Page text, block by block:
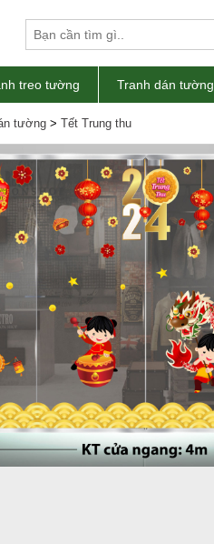
treo tường Tranh dán tường
tường > Tết Trung thu